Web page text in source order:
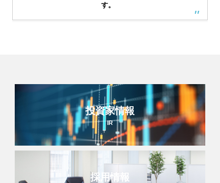
す。
投資家情報
IR
採用情報